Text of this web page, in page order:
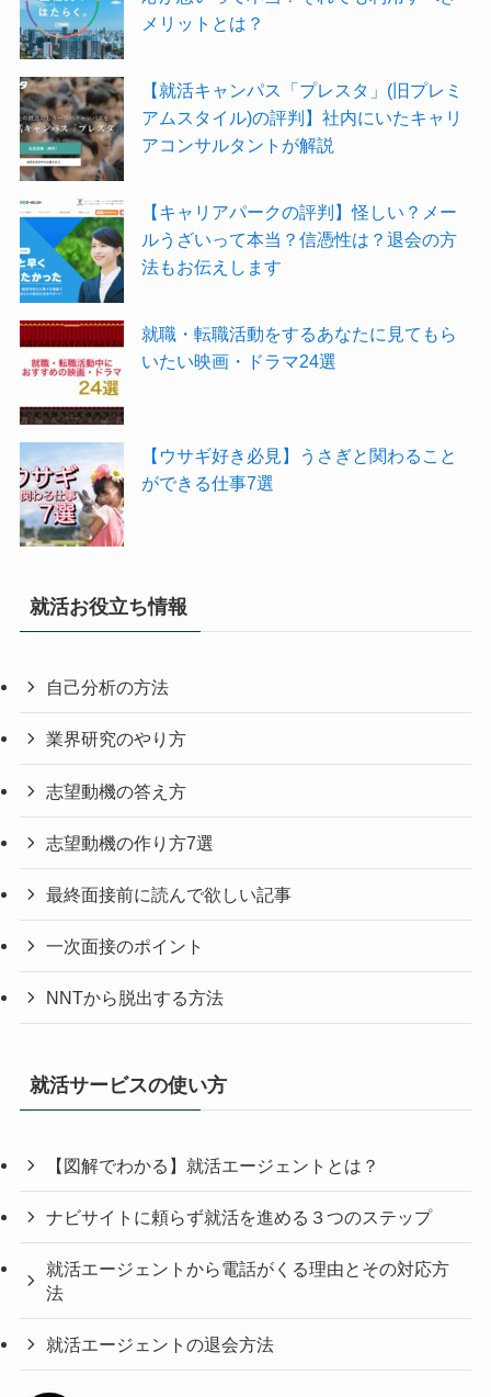
メリットとは？
【就活キャンパス「プレスタ」(旧プレミ
アムスタイル)の評判】社内にいたキャリ
アコンサルタントが解説
【キャリアパークの評判】怪しい？メー
ルうざいって本当？信憑性は？退会の方
法もお伝えします
就職・転職活動をするあなたに見てもら
いたい映画・ドラマ24選
【ウサギ好き必見】うさぎと関わること
ができる仕事7選
就活お役立ち情報
自己分析の方法
業界研究のやり方
志望動機の答え方
志望動機の作り方7選
最終面接前に読んで欲しい記事
一次面接のポイント
NNTから脱出する方法
就活サービスの使い方
【図解でわかる】就活エージェントとは？
ナビサイトに頼らず就活を進める３つのステップ
就活エージェントから電話がくる理由とその対応方
法
就活エージェントの退会方法